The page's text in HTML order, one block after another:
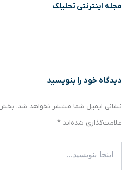
مجله اینترنتی تحلیلک
دیدگاه‌ خود را بنویسید
نشانی ایمیل شما منتشر نخواهد شد.
علامت‌گذاری شده‌اند *
بنویسید…